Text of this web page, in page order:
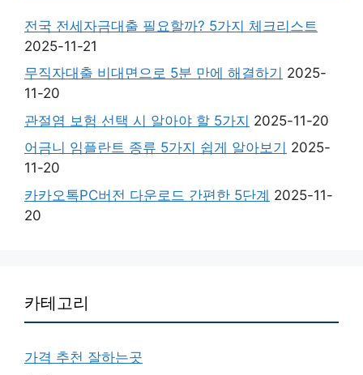
전국 전세자금대출 필요할까? 5가지 체크리스트
2025-11-21
무직자대출 비대면으로 5분 만에 해결하기 2025-
11-20
관절염 보험 선택 시 알아야 할 5가지 2025-11-20
어금니 임플란트 종류 5가지 쉽게 알아보기 2025-
11-20
카카오톡PC버전 다운로드 간편한 5단계 2025-11-
20
카테고리
가격 추천 잘하는곳